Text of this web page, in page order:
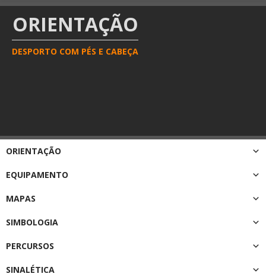
ORIENTAÇÃO
DESPORTO COM PÉS E CABEÇA
ORIENTAÇÃO
EQUIPAMENTO
MAPAS
SIMBOLOGIA
PERCURSOS
SINALÉTICA